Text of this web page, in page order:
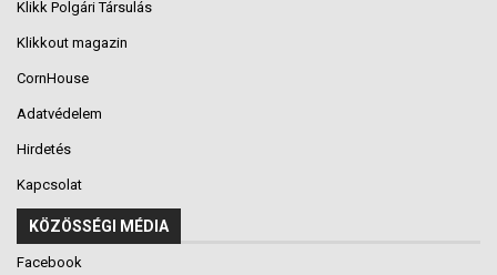
Klikk Polgári Társulás
Klikkout magazin
CornHouse
Adatvédelem
Hirdetés
Kapcsolat
KÖZÖSSÉGI MÉDIA
Facebook